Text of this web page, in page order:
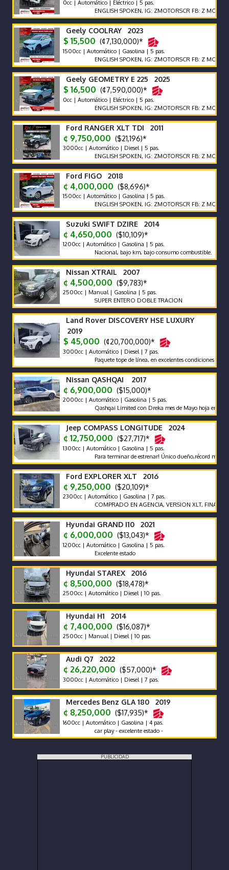
0cc | Automático | Eléctrico | 5 pas.
ENGLISH SPOKEN, IG: ZMOTORSCR FB: Z MOTORS.
Geely COOLRAY 2023
$ 15,500 (¢7,130,000)*
1500cc | Automático | Gasolina | 5 pas.
ENGLISH SPOKEN, IG: ZMOTORSCR FB: Z MOTORS.
Geely GEOMETRY E 225 2025
$ 16,500 (¢7,590,000)*
0cc | Automático | Eléctrico | 5 pas.
ENGLISH SPOKEN, IG: ZMOTORSCR FB: Z MOTORS.
Ford RANGER XLT TDI 2011
¢ 9,750,000 ($21,196)*
3000cc | Automático | Diesel | 5 pas.
ENGLISH SPOKEN, IG: ZMOTORSCR FB: Z MOTORS.
Ford FIGO 2018
¢ 4,000,000 ($8,696)*
1500cc | Automático | Gasolina | 5 pas.
ENGLISH SPOKEN, IG: ZMOTORSCR FB: Z MOTORS.
Suzuki SWIFT DZIRE 2014
¢ 4,650,000 ($10,109)*
1200cc | Automático | Gasolina | 5 pas.
Nacional, bajo km, bajo consumo combustible.
Nissan XTRAIL 2007
¢ 4,500,000 ($9,783)*
2500cc | Manual | Gasolina | 5 pas.
SUPER ENTERO DOBLE TRACION
Land Rover DISCOVERY HSE LUXURY
2019
$ 45,000 (¢20,700,000)*
3000cc | Automático | Diesel | 7 pas.
Paquete tope de línea, en excelentes condiciones
Nissan QASHQAI 2017
¢ 6,900,000 ($15,000)*
2000cc | Automático | Gasolina | 5 pas.
Qashqai Limited con Dreka mes de Mayo hoja en Blanco
Jeep COMPASS LONGITUDE 2024
¢ 12,750,000 ($27,717)*
1300cc | Automático | Gasolina | 5 pas.
Para terminar de estrenar! Único dueño,récord mant
Ford EXPLORER XLT 2016
¢ 9,250,000 ($20,109)*
2300cc | Automático | Gasolina | 7 pas.
COMPRADO EN AGENCIA, VERSION XLT,
Hyundai GRAND I10 2021
¢ 6,000,000 ($13,043)*
1200cc | Automático | Gasolina | 5 pas.
Excelente estado
Hyundai STAREX 2016
¢ 8,500,000 ($18,478)*
2500cc | Automático | Diesel | 10 pas.
Hyundai H1 2014
¢ 7,400,000 ($16,087)*
2500cc | Manual | Diesel | 10 pas.
Audi Q7 2022
¢ 26,220,000 ($57,000)*
3000cc | Automático | Diesel | 7 pas.
Mercedes Benz GLA 180 2019
¢ 8,250,000 ($17,935)*
1600cc | Automático | Gasolina | 4 pas.
car play - excelente estado -
PUBLICIDAD